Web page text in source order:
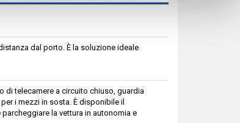
dal porto. È la soluzione ideale
di telecamere a circuito chiuso, guardia
i mezzi in sosta. È disponibile il
la vettura in autonomia e